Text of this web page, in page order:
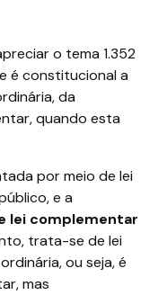
o tema 1.352
é constitucional a
da
quando esta
por meio de lei
e a
lei complementar
trata-se de lei
ou seja, é
mas